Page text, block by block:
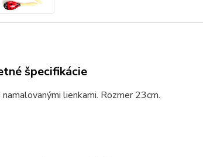
špecifikácie
lienkami. Rozmer 23cm.